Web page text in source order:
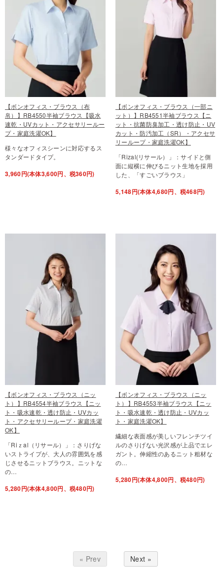
【ボンオフィス・ブラウス（布
帛）】RB4550半袖ブラウス【吸水
速乾・UVカット・アクセサリールー
プ・家庭洗濯OK】
様々なオフィスシーンに対応するス
タンダードタイプ。
3,960円(本体3,600円、税360円)
【ボンオフィス・ブラウス（一部ニ
ット）】RB4551半袖ブラウス【ニ
ット・抗菌防臭加工・透け防止・UV
カット・防汚加工（SR）・アクセサ
リーループ・家庭洗濯OK】
「Rizal(リサール）」：サイドと側
面に縦横に伸びるニット生地を採用
した、「すごいブラウス」
5,148円(本体4,680円、税468円)
【ボンオフィス・ブラウス（ニッ
ト）】RB4554半袖ブラウス【ニッ
ト・吸水速乾・透け防止・UVカッ
ト・アクセサリーループ・家庭洗濯
OK】
「Riｚal（リサール）」：さりげな
いストライプが、大人の雰囲気を感
じさせるニットブラウス。ニットな
の…
5,280円(本体4,800円、税480円)
【ボンオフィス・ブラウス（ニッ
ト）】RB4553半袖ブラウス【ニッ
ト・吸水速乾・透け防止・UVカッ
ト・家庭洗濯OK】
繊細な表面感が美しいフレンチツイ
ルのさりげない光沢感が上品でエレ
ガント。伸縮性のあるニット粗材な
の…
5,280円(本体4,800円、税480円)
« Prev Next »